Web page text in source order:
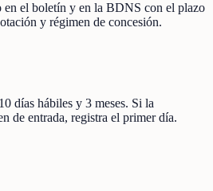
en el boletín y en la BDNS con el plazo
y régimen de concesión.
días hábiles y 3 meses. Si la
de entrada, registra el primer día.